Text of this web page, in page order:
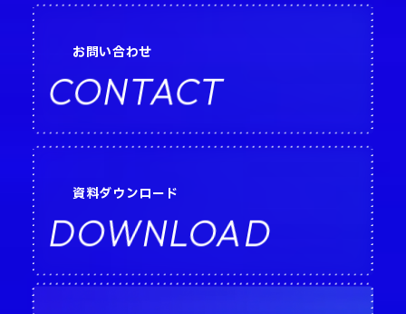
お問い合わせ
CONTACT
資料ダウンロード
DOWNLOAD